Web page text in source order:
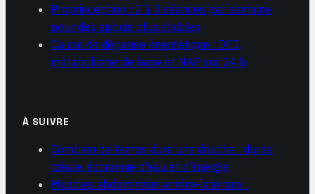
Proprioception : 2 à 3 séances par semaine
pour des appuis plus stables
Calcul de dépense énergétique : DEJ,
métabolisme de base et NAP sur 24 h
À SUIVRE
Combien de temps dure une douche : durée
idéale, économie d’eau et d’énergie
Muscles abdominaux antéro-latéraux :